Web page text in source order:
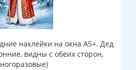
наклейки на окна А5+. Дед
видны с обеих сторон,